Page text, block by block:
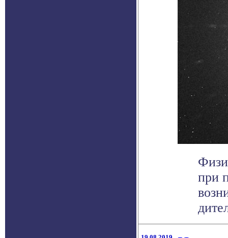
при